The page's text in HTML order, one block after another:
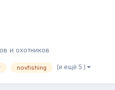
и охотников
novfishing (и ещё 5 )